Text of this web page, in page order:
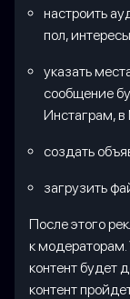
настроить
пол,
указать
сообщение
Инстаграм,
создать
загрузить
После этого
к модераторам.
контент будет
контент